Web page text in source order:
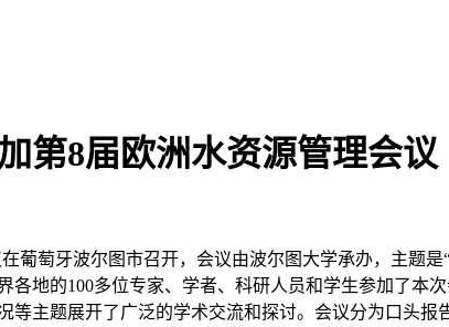
第8届欧洲水资源管理会议
萄牙波尔图市召开，会议由波尔图大学承办，主题是
各地的100多位专家、学者、科研人员和学生参加了
等主题展开了广泛的学术交流和探讨。会议分为口头